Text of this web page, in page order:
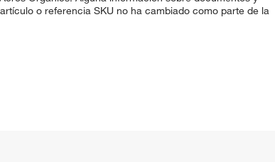
o referencia SKU no ha cambiado como parte de la